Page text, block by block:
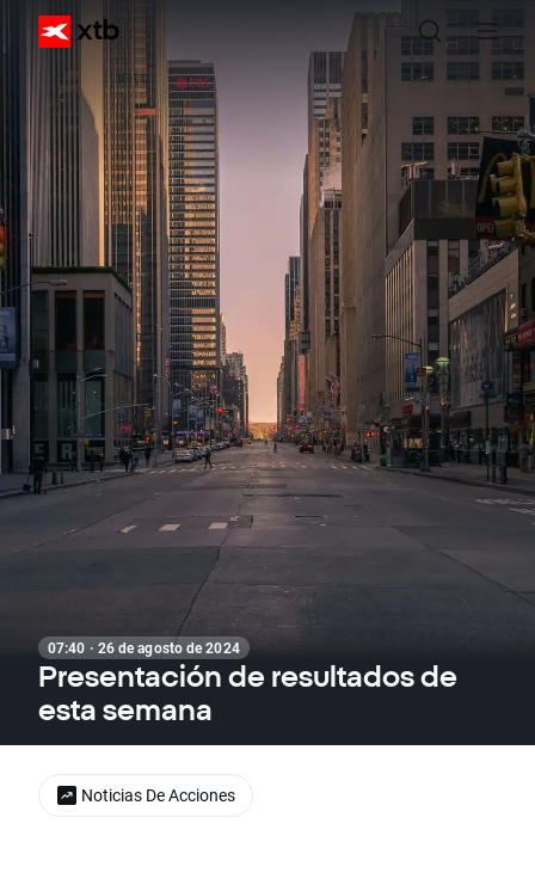
07:40 · 26 de agosto de 2024
Presentación de resultados de
esta semana
Noticias De Acciones